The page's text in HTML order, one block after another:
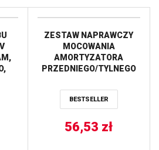
ZESTAW NAPRAWCZY
MOCOWANIA
AMORTYZATORA
PRZEDNIEGO/TYLNEGO
850/1000, SPORTSMAN
TOURING/XP 1000 ALL
BESTSELLER
56,53 zł